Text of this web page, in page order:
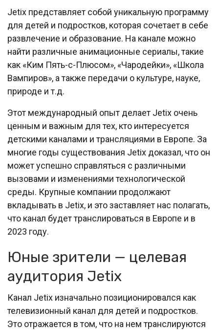
Jetix представляет собой уникальную программу
для детей и подростков, которая сочетает в себе
развлечение и образование. На канале можно
найти различные анимационные сериалы, такие
как «Ким Пять-с-Плюсом», «Чародейки», «Школа
Вампиров», а также передачи о культуре, науке,
природе и т.д.
Этот международный опыт делает Jetix очень
ценным и важным для тех, кто интересуется
детскими каналами и трансляциями в Европе. За
многие годы существования Jetix доказал, что он
может успешно справляться с различными
вызовами и изменениями технологической
среды. Крупные компании продолжают
вкладывать в Jetix, и это заставляет нас полагать,
что канал будет транслироваться в Европе и в
2023 году.
Юные зрители — целевая
аудитория Jetix
Канал Jetix изначально позиционировался как
телевизионный канал для детей и подростков.
Это отражается в том, что на нем транслируются